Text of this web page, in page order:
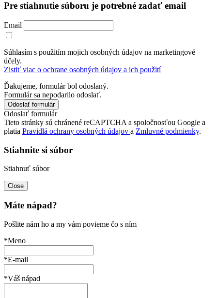
Pre stiahnutie súboru je potrebné zadať email
Email
Súhlasím s použitím mojich osobných údajov na marketingové
účely.
Zistiť viac o ochrane osobných údajov a ich použití
Ďakujeme, formulár bol odoslaný.
Formulár sa nepodarilo odoslať.
Odoslať formulár
Tieto stránky sú chránené reCAPTCHA a spoločnosťou Google a
platia Pravidlá ochrany osobných údajov a Zmluvné podmienky.
Stiahnite si súbor
Stiahnuť súbor
Close
Máte nápad?
Pošlite nám ho a my vám povieme čo s ním
*Meno
*E-mail
*Váš nápad